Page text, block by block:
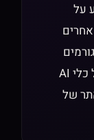
על
מקצועיים. חשוב: מחירים ותכונות של כלי AI
של